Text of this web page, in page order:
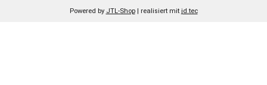
Powered by JTL-Shop | realisiert mit jd.tec